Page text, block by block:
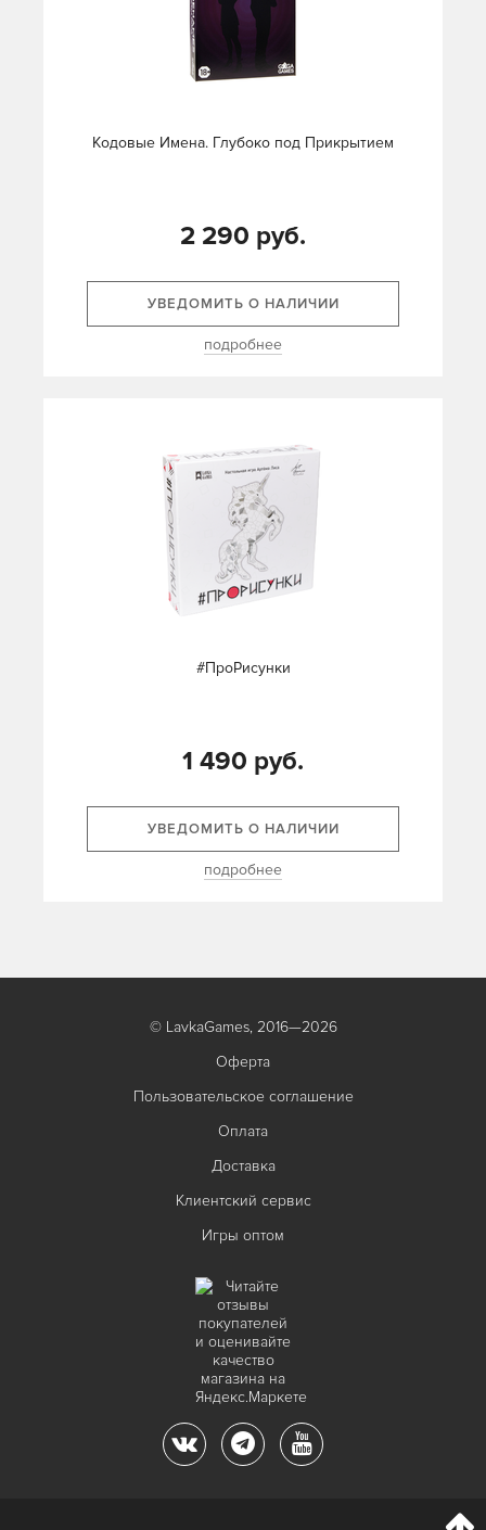
Кодовые Имена. Глубоко под Прикрытием
2 290 руб.
УВЕДОМИТЬ О НАЛИЧИИ
подробнее
#ПроРисунки
1 490 руб.
УВЕДОМИТЬ О НАЛИЧИИ
подробнее
© LavkaGames, 2016—2026
Оферта
Пользовательское соглашение
Оплата
Доставка
Клиентский сервис
Игры оптом